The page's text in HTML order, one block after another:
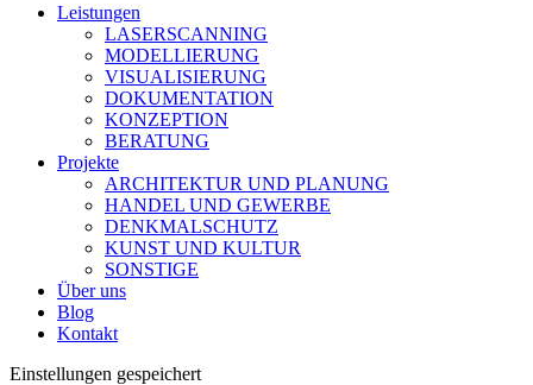
Leistungen
LASERSCANNING
MODELLIERUNG
VISUALISIERUNG
DOKUMENTATION
KONZEPTION
BERATUNG
Projekte
ARCHITEKTUR UND PLANUNG
HANDEL UND GEWERBE
DENKMALSCHUTZ
KUNST UND KULTUR
SONSTIGE
Über uns
Blog
Kontakt
Einstellungen gespeichert